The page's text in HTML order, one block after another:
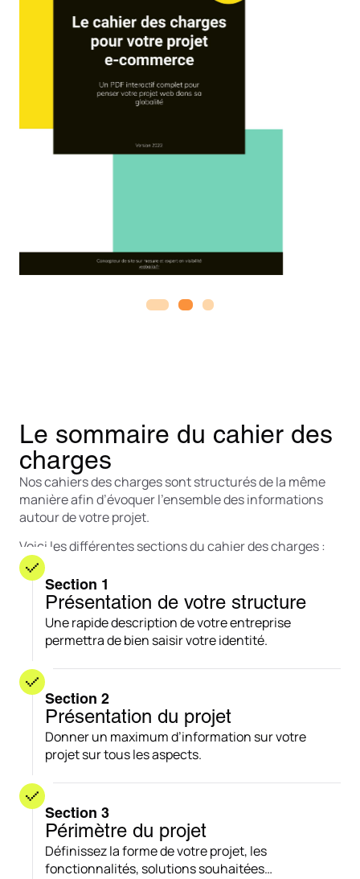
Le sommaire du cahier des
charges
Nos cahiers des charges sont structurés de la même
manière afin d’évoquer l’ensemble des informations
autour de votre projet.
Voici les différentes sections du cahier des charges :
Section 1
Présentation de votre structure
Une rapide description de votre entreprise
permettra de bien saisir votre identité.
Section 2
Présentation du projet
Donner un maximum d’information sur votre
projet sur tous les aspects.
Section 3
Périmètre du projet
Définissez la forme de votre projet, les
fonctionnalités, solutions souhaitées…